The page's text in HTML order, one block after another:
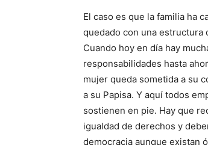
El caso es que la familia ha
quedado con una estructura
Cuando hoy en día hay
responsabilidades hasta
mujer queda sometida a su
a su Papisa. Y aquí todos
sostienen en pie. Hay que
igualdad de derechos y
democracia aunque existan